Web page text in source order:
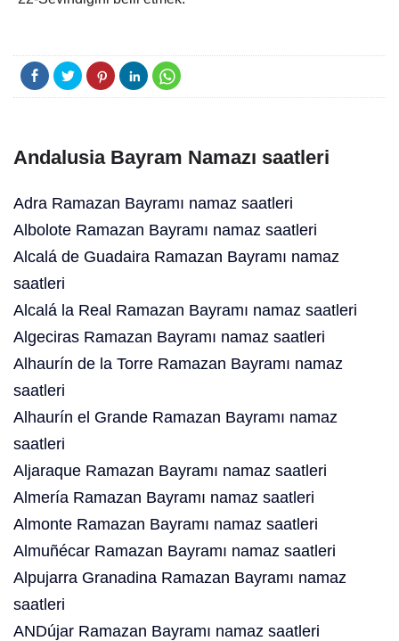
Andalusia Bayram Namazı saatleri
Adra Ramazan Bayramı namaz saatleri
Albolote Ramazan Bayramı namaz saatleri
Alcalá de Guadaira Ramazan Bayramı namaz
saatleri
Alcalá la Real Ramazan Bayramı namaz saatleri
Algeciras Ramazan Bayramı namaz saatleri
Alhaurín de la Torre Ramazan Bayramı namaz
saatleri
Alhaurín el Grande Ramazan Bayramı namaz
saatleri
Aljaraque Ramazan Bayramı namaz saatleri
Almería Ramazan Bayramı namaz saatleri
Almonte Ramazan Bayramı namaz saatleri
Almuñécar Ramazan Bayramı namaz saatleri
Alpujarra Granadina Ramazan Bayramı namaz
saatleri
ANDújar Ramazan Bayramı namaz saatleri